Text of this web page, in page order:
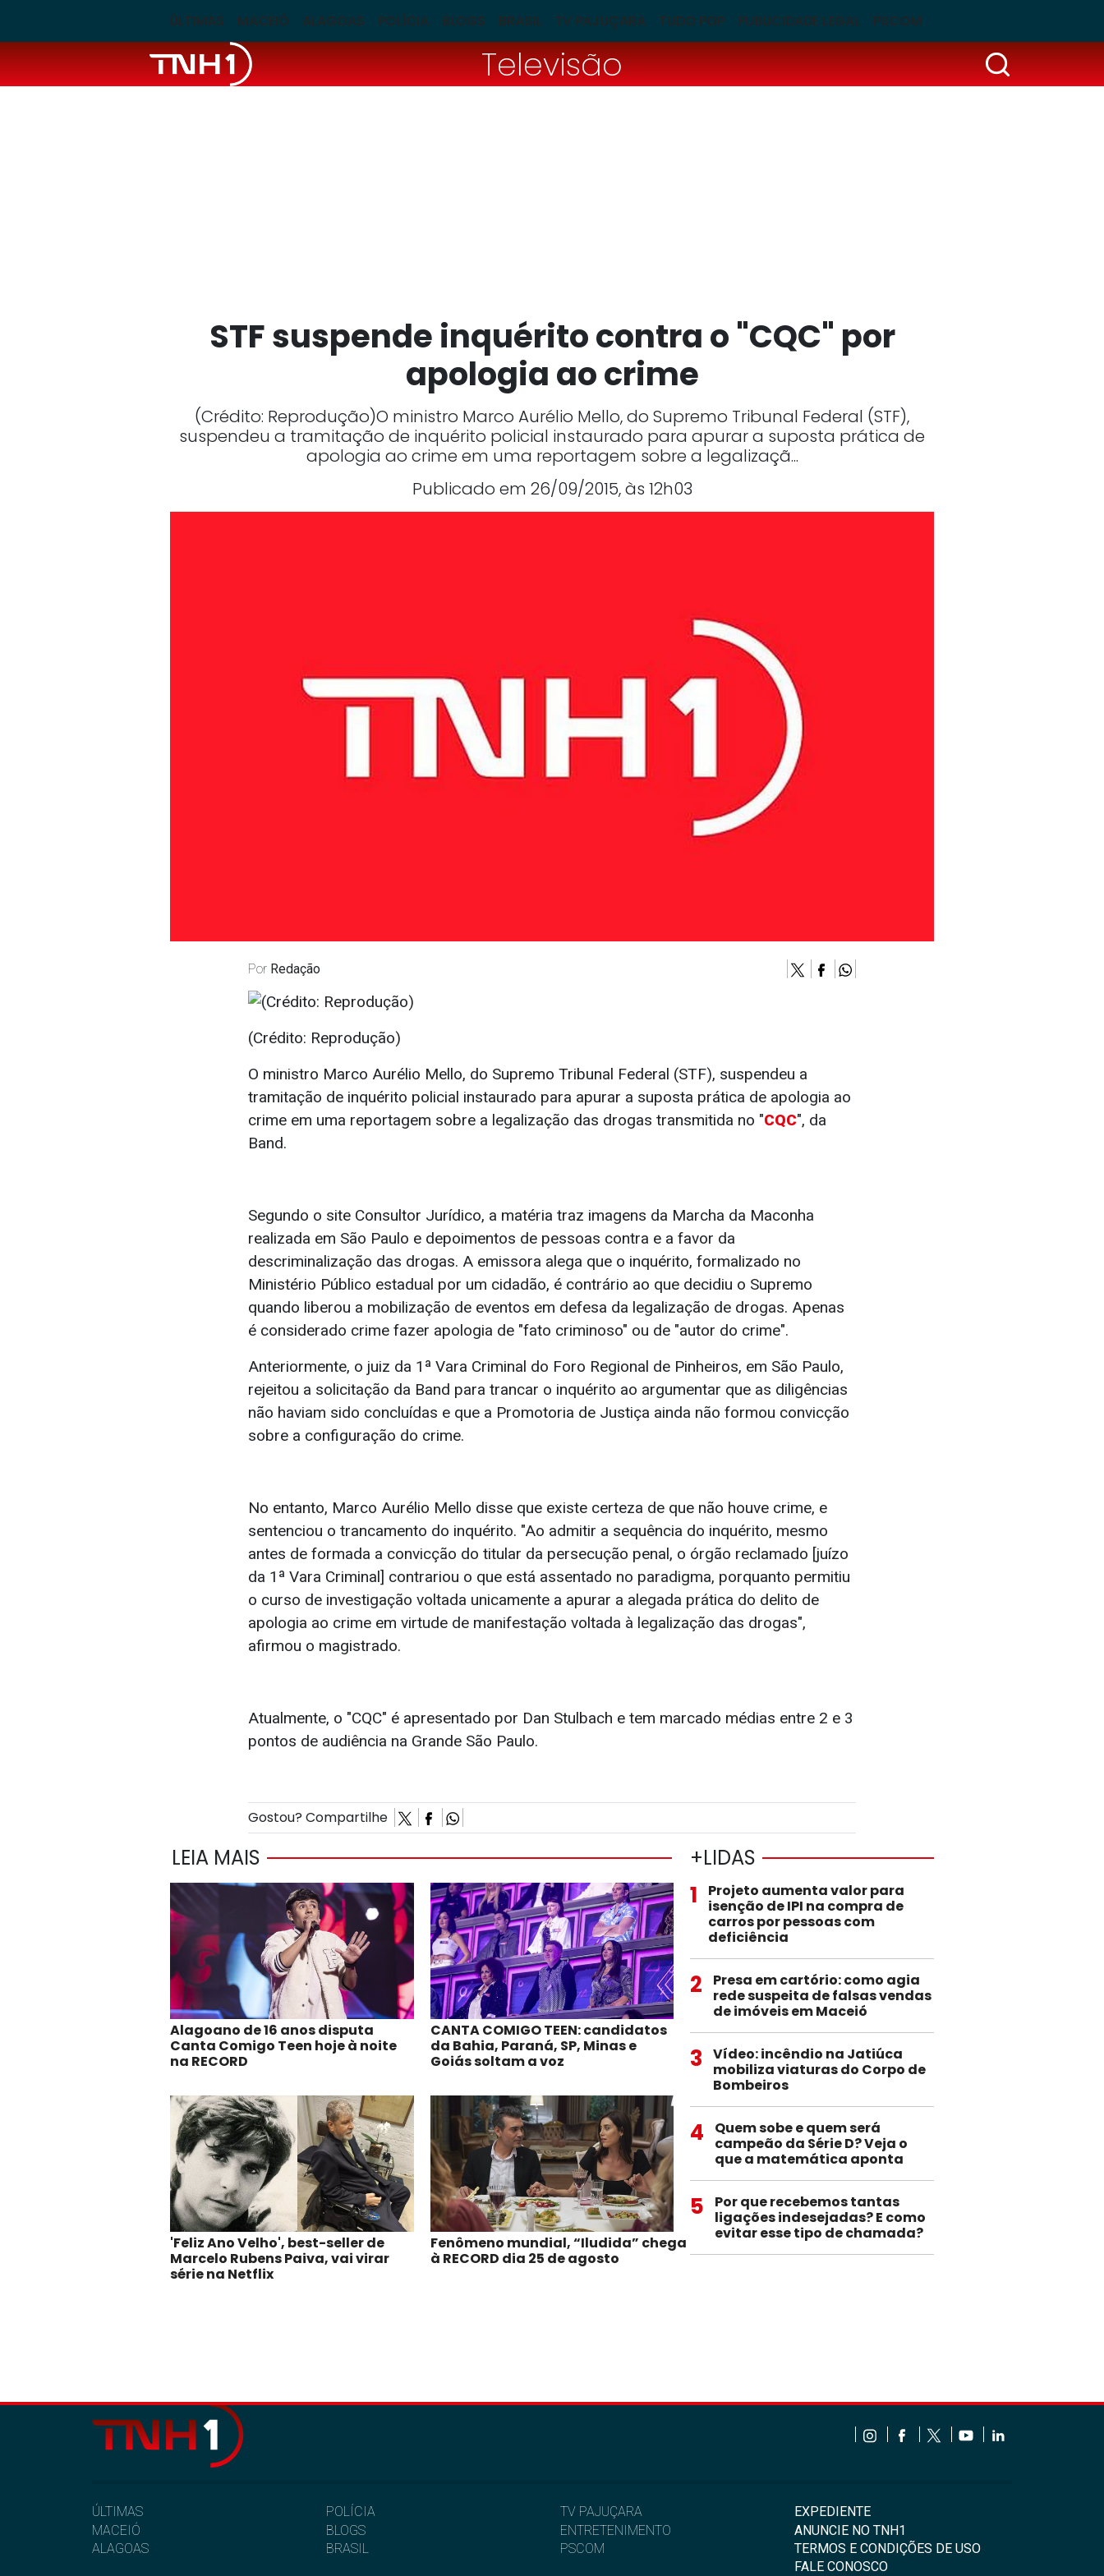
ÚLTIMAS MACEIÓ ALAGOAS POLÍCIA BLOGS BRASIL TV PAJUÇARA TUDO POP PUBLICIDADE LEGAL PSCOM
Televisão
STF suspende inquérito contra o "CQC" por
apologia ao crime
(Crédito: Reprodução)O ministro Marco Aurélio Mello, do Supremo Tribunal Federal (STF),
suspendeu a tramitação de inquérito policial instaurado para apurar a suposta prática de
apologia ao crime em uma reportagem sobre a legalizaçã...
Publicado em 26/09/2015, às 12h03
Por Redação
(Crédito: Reprodução)
O ministro Marco Aurélio Mello, do Supremo Tribunal Federal (STF), suspendeu a
tramitação de inquérito policial instaurado para apurar a suposta prática de apologia ao
crime em uma reportagem sobre a legalização das drogas transmitida no "CQC", da
Band.
Segundo o site Consultor Jurídico, a matéria traz imagens da Marcha da Maconha
realizada em São Paulo e depoimentos de pessoas contra e a favor da
descriminalização das drogas. A emissora alega que o inquérito, formalizado no
Ministério Público estadual por um cidadão, é contrário ao que decidiu o Supremo
quando liberou a mobilização de eventos em defesa da legalização de drogas. Apenas
é considerado crime fazer apologia de "fato criminoso" ou de "autor do crime".
Anteriormente, o juiz da 1ª Vara Criminal do Foro Regional de Pinheiros, em São Paulo,
rejeitou a solicitação da Band para trancar o inquérito ao argumentar que as diligências
não haviam sido concluídas e que a Promotoria de Justiça ainda não formou convicção
sobre a configuração do crime.
No entanto, Marco Aurélio Mello disse que existe certeza de que não houve crime, e
sentenciou o trancamento do inquérito. "Ao admitir a sequência do inquérito, mesmo
antes de formada a convicção do titular da persecução penal, o órgão reclamado [juízo
da 1ª Vara Criminal] contrariou o que está assentado no paradigma, porquanto permitiu
o curso de investigação voltada unicamente a apurar a alegada prática do delito de
apologia ao crime em virtude de manifestação voltada à legalização das drogas",
afirmou o magistrado.
Atualmente, o "CQC" é apresentado por Dan Stulbach e tem marcado médias entre 2 e 3
pontos de audiência na Grande São Paulo.
Gostou? Compartilhe
LEIA MAIS
Alagoano de 16 anos disputa
Canta Comigo Teen hoje à noite
na RECORD
CANTA COMIGO TEEN: candidatos
da Bahia, Paraná, SP, Minas e
Goiás soltam a voz
'Feliz Ano Velho', best-seller de
Marcelo Rubens Paiva, vai virar
série na Netflix
Fenômeno mundial, “Iludida” chega
à RECORD dia 25 de agosto
+LIDAS
1
Projeto aumenta valor para
isenção de IPI na compra de
carros por pessoas com
deficiência
2
Presa em cartório: como agia
rede suspeita de falsas vendas
de imóveis em Maceió
3
Vídeo: incêndio na Jatiúca
mobiliza viaturas do Corpo de
Bombeiros
4
Quem sobe e quem será
campeão da Série D? Veja o
que a matemática aponta
5
Por que recebemos tantas
ligações indesejadas? E como
evitar esse tipo de chamada?
ÚLTIMAS
MACEIÓ
ALAGOAS
POLÍCIA
BLOGS
BRASIL
TV PAJUÇARA
ENTRETENIMENTO
PSCOM
EXPEDIENTE
ANUNCIE NO TNH1
TERMOS E CONDIÇÕES DE USO
FALE CONOSCO